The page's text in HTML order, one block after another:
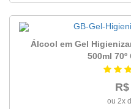
Álcool em Gel
500ml 70º
ou 2x